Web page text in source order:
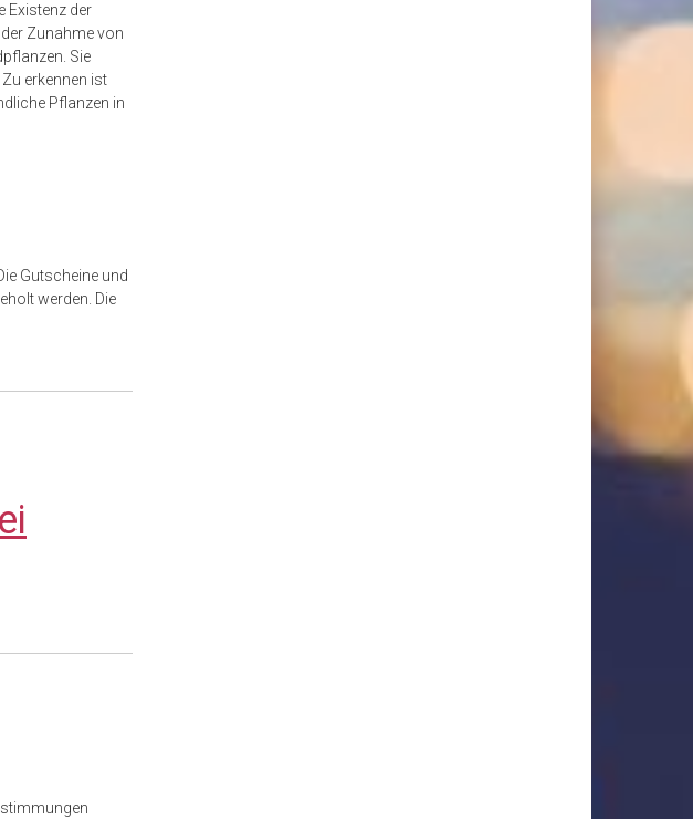
Existenz der
Zunahme von
Sie
erkennen ist
Pflanzen in
Gutscheine und
werden. Die